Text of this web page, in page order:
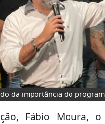
da importância do
Fábio Moura,